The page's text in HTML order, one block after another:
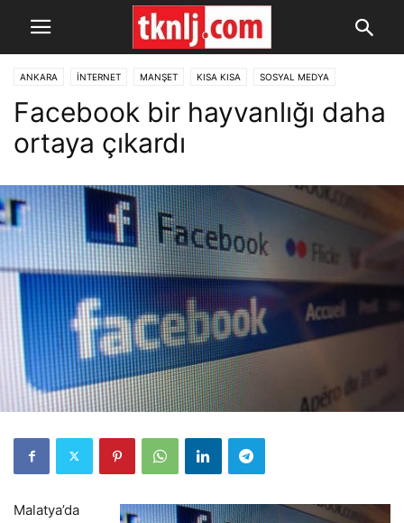
ANKARA İNTERNET MANŞET KISA KISA SOSYAL MEDYA
Facebook bir hayvanlığı daha
ortaya çıkardı
Malatya’da